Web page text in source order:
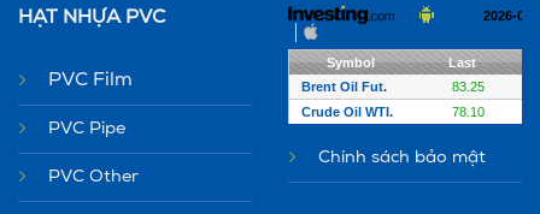
HẠT NHỰA PVC
PVC Film
PVC Pipe
PVC Other
Chính sách bảo mật